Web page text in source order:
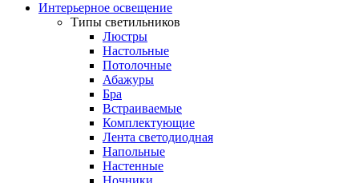
Интерьерное освещение
Типы светильников
Люстры
Настольные
Потолочные
Абажуры
Бра
Встраиваемые
Комплектующие
Лента светодиодная
Напольные
Настенные
Ночники